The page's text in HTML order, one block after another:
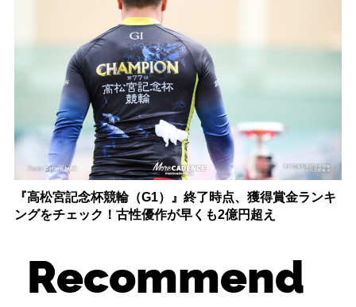
『高松宮記念杯競輪（G1）』終了時点、獲得賞金ランキ
ングをチェック！古性優作が早くも2億円超え
Recommend